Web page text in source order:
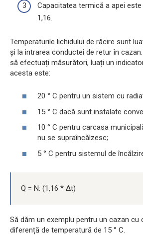
Capacitatea termică a apei
1,16.
Temperaturile lichidului de răcire sunt
și la intrarea conductei de retur în
să efectuați măsurători, luați un
acesta este:
20 ° C pentru un sistem cu
15 ° C dacă sunt instalate
10 ° C pentru carcasa
nu se supraîncălzesc;
5 ° C pentru sistemul de
Q = N: (1,16 * Δt)
Să dăm un exemplu pentru un cazan cu
diferență de temperatură de 15 ° C.